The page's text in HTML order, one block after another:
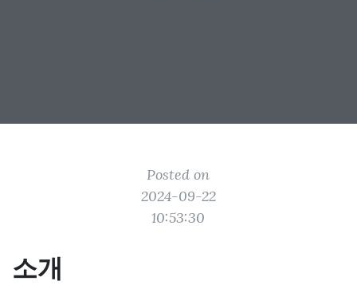
Posted on
2024-09-22
10:53:30
소개